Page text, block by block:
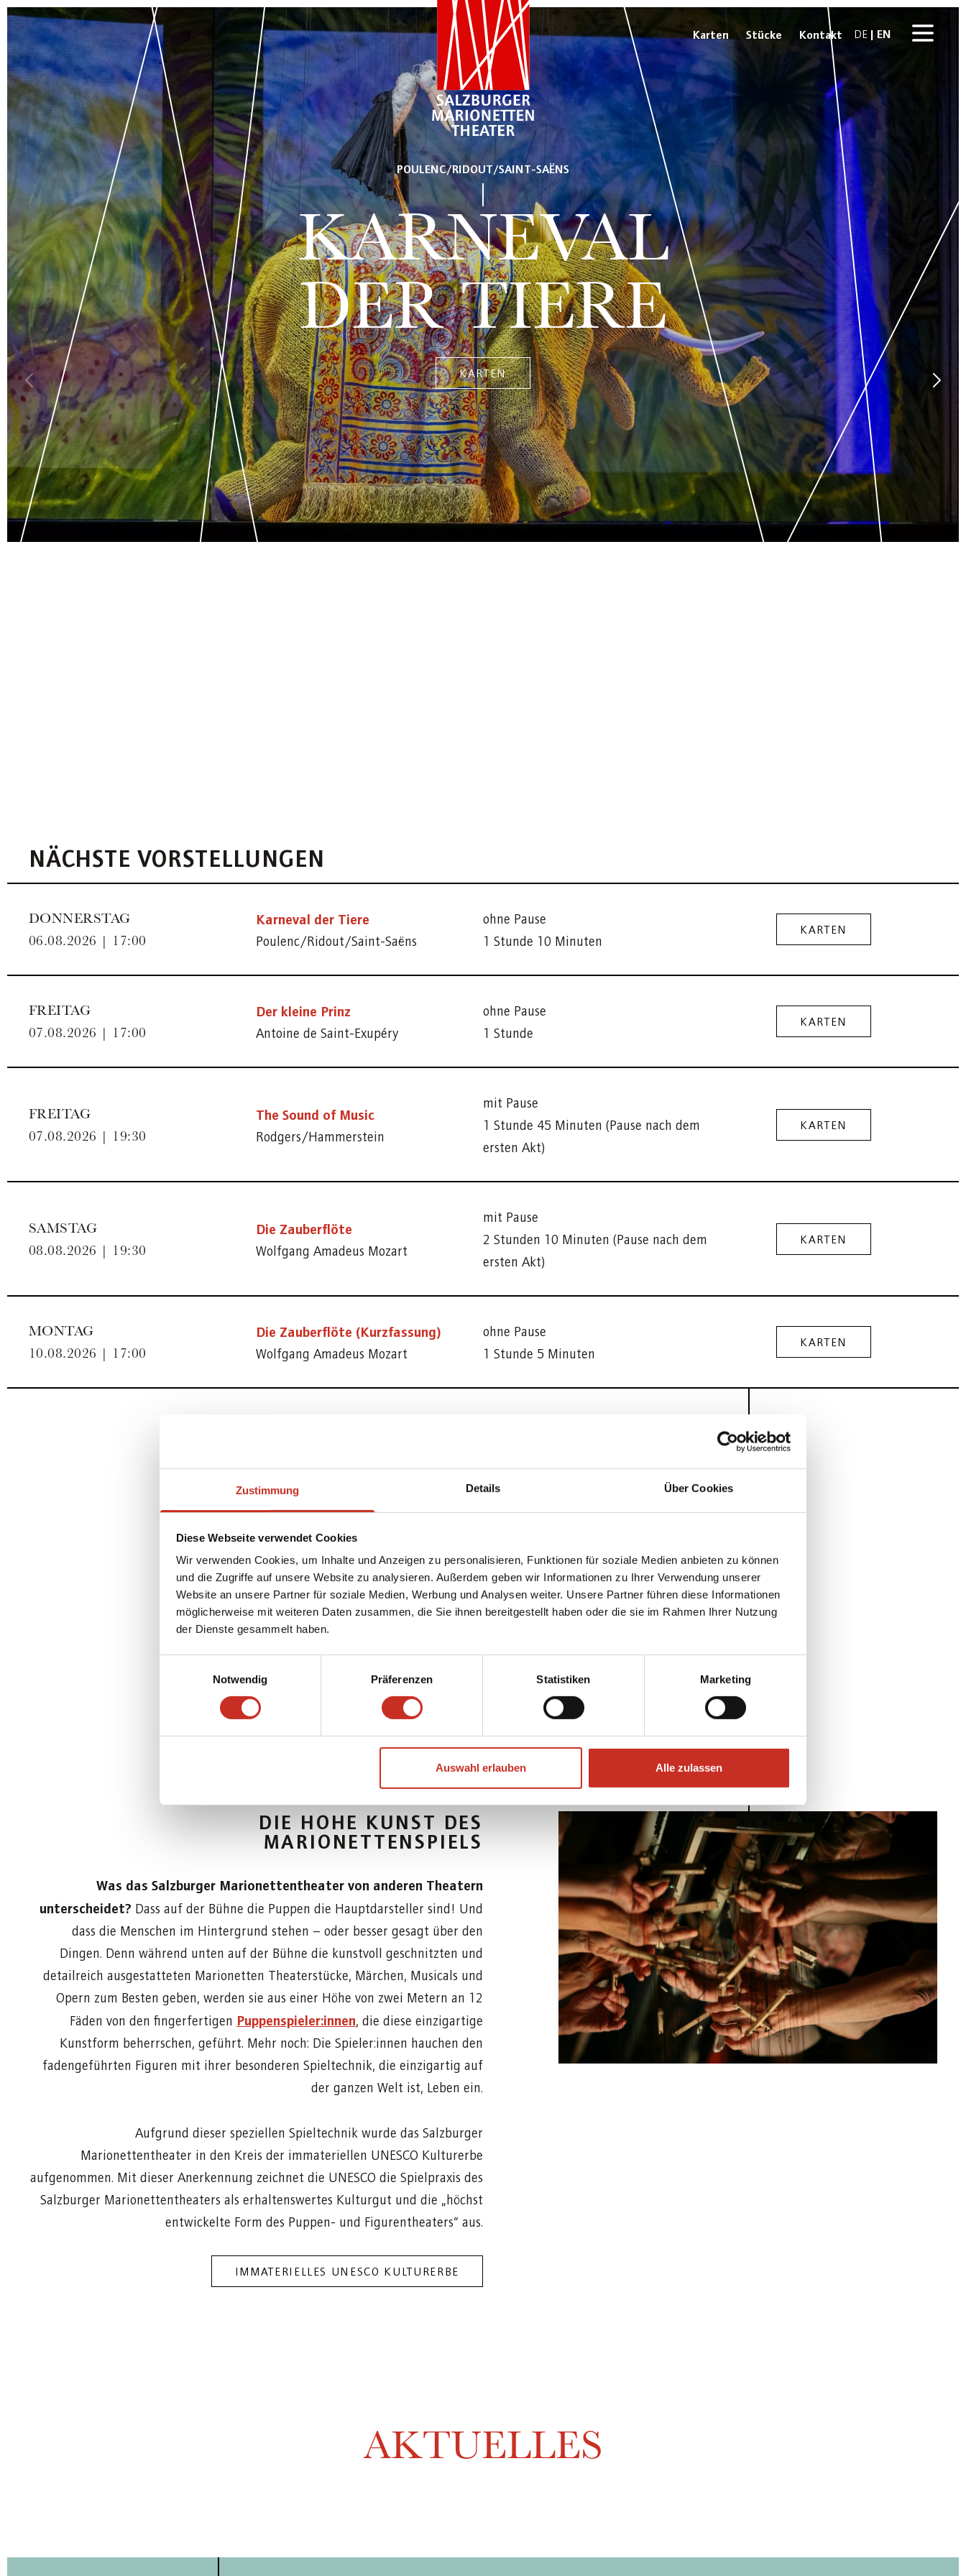
Zustimmung Details Über Cookies
Diese Webseite verwendet Cookies
Wir verwenden Cookies, um Inhalte und Anzeigen zu personalisieren, Funktionen für soziale Medien anbieten zu können
und die Zugriffe auf unsere Website zu analysieren. Außerdem geben wir Informationen zu Ihrer Verwendung unserer
Website an unsere Partner für soziale Medien, Werbung und Analysen weiter. Unsere Partner führen diese Informationen
möglicherweise mit weiteren Daten zusammen, die Sie ihnen bereitgestellt haben oder die sie im Rahmen Ihrer Nutzung
der Dienste gesammelt haben.
Notwendig
Präferenzen Statistiken Marketing
Auswahl erlauben Alle zulassen
Karten Stücke Kontakt DE EN
POULENC/RIDOUT/SAINT-SAËNS
KARNEVAL
DER TIERE
KARTEN
NÄCHSTE VORSTELLUNGEN
DONNERSTAG
06.08.2026 | 17:00
Karneval der Tiere
Poulenc/Ridout/Saint-Saëns
ohne Pause
1 Stunde 10 Minuten
KARTEN
FREITAG
07.08.2026 | 17:00
Der kleine Prinz
Antoine de Saint-Exupéry
ohne Pause
1 Stunde
KARTEN
FREITAG
07.08.2026 | 19:30
The Sound of Music
Rodgers/Hammerstein
mit Pause
1 Stunde 45 Minuten (Pause nach dem
ersten Akt)
KARTEN
SAMSTAG
08.08.2026 | 19:30
Die Zauberflöte
Wolfgang Amadeus Mozart
mit Pause
2 Stunden 10 Minuten (Pause nach dem
ersten Akt)
KARTEN
MONTAG
10.08.2026 | 17:00
Die Zauberflöte (Kurzfassung)
Wolfgang Amadeus Mozart
ohne Pause
1 Stunde 5 Minuten
KARTEN
DAS SALZBURGER
MARIONETTENTHEATER
DIE HOHE KUNST DES
MARIONETTENSPIELS
Was das Salzburger Marionettentheater von anderen Theatern
unterscheidet? Dass auf der Bühne die Puppen die Hauptdarsteller sind! Und
dass die Menschen im Hintergrund stehen – oder besser gesagt über den
Dingen. Denn während unten auf der Bühne die kunstvoll geschnitzten und
detailreich ausgestatteten Marionetten Theaterstücke, Märchen, Musicals und
Opern zum Besten geben, werden sie aus einer Höhe von zwei Metern an 12
Fäden von den fingerfertigen Puppenspieler:innen, die diese einzigartige
Kunstform beherrschen, geführt. Mehr noch: Die Spieler:innen hauchen den
fadengeführten Figuren mit ihrer besonderen Spieltechnik, die einzigartig auf
der ganzen Welt ist, Leben ein.
Aufgrund dieser speziellen Spieltechnik wurde das Salzburger
Marionettentheater in den Kreis der immateriellen UNESCO Kulturerbe
aufgenommen. Mit dieser Anerkennung zeichnet die UNESCO die Spielpraxis des
Salzburger Marionettentheaters als erhaltenswertes Kulturgut und die „höchst
entwickelte Form des Puppen- und Figurentheaters“ aus.
IMMATERIELLES UNESCO KULTURERBE
AKTUELLES